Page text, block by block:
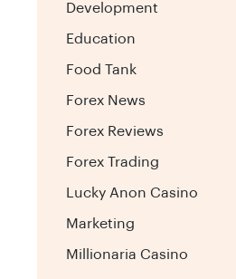
Development
Education
Food Tank
Forex News
Forex Reviews
Forex Trading
Lucky Anon Casino
Marketing
Millionaria Casino